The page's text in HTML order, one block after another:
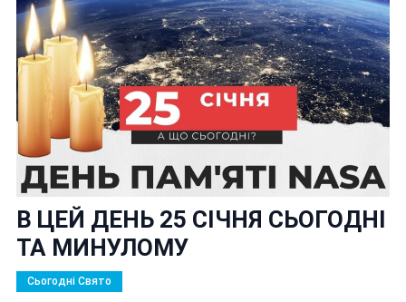
В ЦЕЙ ДЕНЬ 25 СІЧНЯ СЬОГОДНІ
ТА МИНУЛОМУ
Сьогодні Свято